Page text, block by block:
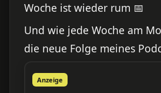
Woche ist wieder rum 📅
Und wie jede Woche am
die neue Folge meines
Anzeige